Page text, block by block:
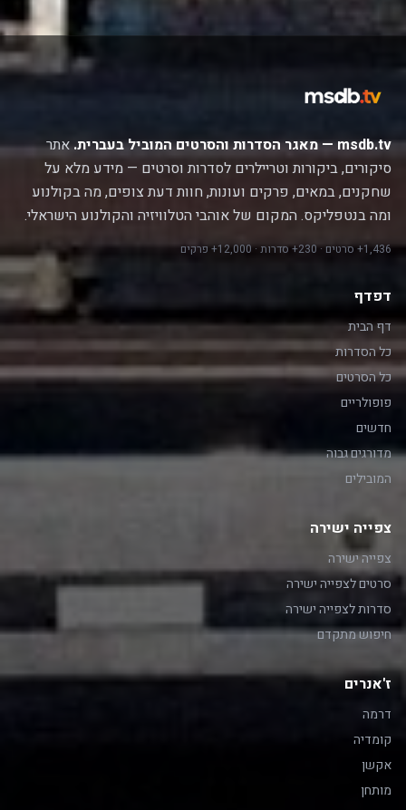
msdb.tv — מאגר הסדרות והסרטים המוביל בעברית.
אתר
סיקורים, ביקורות וטריילרים לסדרות וסרטים — מידע מלא על
שחקנים, במאים, פרקים ועונות, חוות דעת צופים, מה בקולנוע
ומה בנטפליקס. המקום של אוהבי הטלוויזיה והקולנוע הישראלי.
1,436+ סרטים · 230+ סדרות · 12,000+ פרקים
דפדף
דף הבית
כל הסדרות
כל הסרטים
פופולריים
חדשים
מדורגים גבוה
המובילים
צפייה ישירה
צפייה ישירה
סרטים לצפייה ישירה
סדרות לצפייה ישירה
חיפוש מתקדם
ז'אנרים
דרמה
קומדיה
אקשן
מותחן